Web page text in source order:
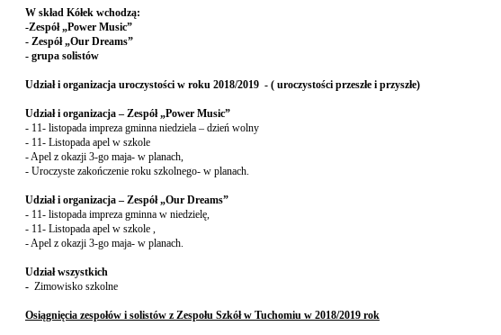
W skład Kółek wchodzą:
-Zespół „Power Music”
- Zespół „Our Dreams”
- grupa solistów
Udział i organizacja uroczystości w roku 2018/2019 - ( uroczystości przeszłe i przyszłe)
Udział i organizacja – Zespół „Power Music”
- 11- listopada impreza gminna niedziela – dzień wolny
- 11- Listopada apel w szkole
- Apel z okazji 3-go maja- w planach,
- Uroczyste zakończenie roku szkolnego- w planach.
Udział i organizacja – Zespół „Our Dreams”
- 11- listopada impreza gminna w niedzielę,
- 11- Listopada apel w szkole ,
- Apel z okazji 3-go maja- w planach.
Udział wszystkich
- Zimowisko szkolne
Osiągnięcia zespołów i solistów z Zespołu Szkół w Tuchomiu w 2018/2019 rok